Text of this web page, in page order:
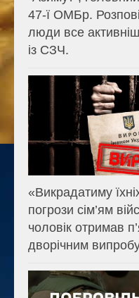
47-ї ОМБр.
люди все
із СЗЧ.
«Викрадатиму
погрози сім’ям
чоловік отримав
дворічним